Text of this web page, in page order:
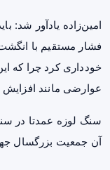
امین‌زاده یادآور شد:
فشار مستقیم با
خودداری کرد چرا که
عوارضی مانند
سنگ لوزه عمدتا در
آن جمعیت بزرگسال جهان